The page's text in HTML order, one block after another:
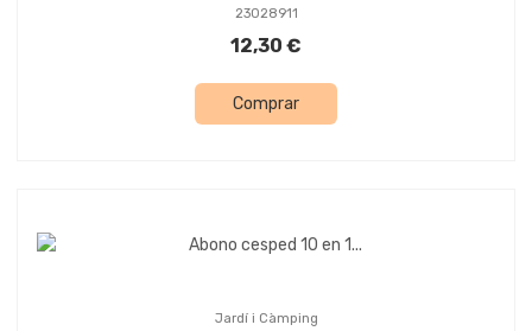
23028911
12,30 €
Comprar
Jardí i Càmping